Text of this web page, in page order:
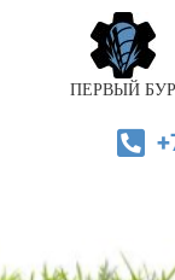
ПЕРВЫЙ БУР